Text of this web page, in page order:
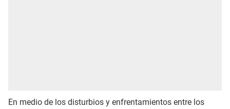
En medio de los disturbios y enfrentamientos entre los